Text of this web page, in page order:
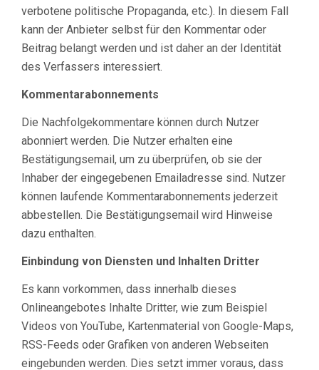
verbotene politische Propaganda, etc.). In diesem Fall
kann der Anbieter selbst für den Kommentar oder
Beitrag belangt werden und ist daher an der Identität
des Verfassers interessiert.
Kommentarabonnements
Die Nachfolgekommentare können durch Nutzer
abonniert werden. Die Nutzer erhalten eine
Bestätigungsemail, um zu überprüfen, ob sie der
Inhaber der eingegebenen Emailadresse sind. Nutzer
können laufende Kommentarabonnements jederzeit
abbestellen. Die Bestätigungsemail wird Hinweise
dazu enthalten.
Einbindung von Diensten und Inhalten Dritter
Es kann vorkommen, dass innerhalb dieses
Onlineangebotes Inhalte Dritter, wie zum Beispiel
Videos von YouTube, Kartenmaterial von Google-Maps,
RSS-Feeds oder Grafiken von anderen Webseiten
eingebunden werden. Dies setzt immer voraus, dass